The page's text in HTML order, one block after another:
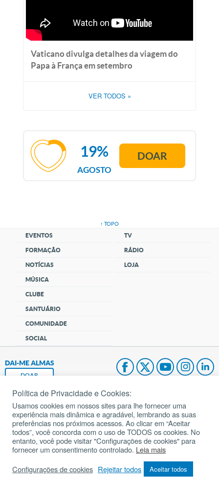
Vaticano divulga detalhes da viagem do
Papa à França em setembro
VER TODOS »
AGOSTO
19% DOAR
↑ TOPO
EVENTOS
FORMAÇÃO
NOTÍCIAS
MÚSICA
CLUBE
SANTUÁRIO
COMUNIDADE
SOCIAL
TV
RÁDIO
LOJA
DAI-ME ALMAS
DOAR
Fundação João Paulo II
Pedido de Oração
Mapa do site
Todos os direitos reservados.
Política de Privacidade e Cookies:
Usamos cookies em nossos sites para lhe fornecer uma
experiência mais dinâmica e agradável, lembrando as suas
preferências nos próximos acessos. Ao clicar em “Aceitar
todos”, você concorda com o uso de TODOS os cookies. No
entanto, você pode visitar "Configurações de cookies" para
fornecer um consentimento controlado. Leia mais
Configurações de cookies Rejeitar todos Aceitar todos